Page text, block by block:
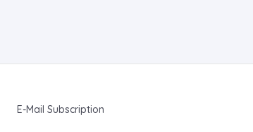
E-Mail Subscription